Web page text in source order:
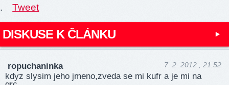
. Tweet
DISKUSE K ČLÁNKU
ropuchaninka 7. 2. 2012 , 21:52
kdyz slysim jeho jmeno,zveda se mi kufr a je mi na